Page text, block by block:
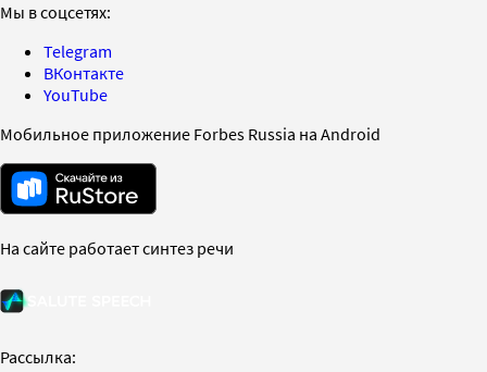
Мы в соцсетях:
Telegram
ВКонтакте
YouTube
Мобильное приложение Forbes Russia на Android
На сайте работает синтез речи
Рассылка: